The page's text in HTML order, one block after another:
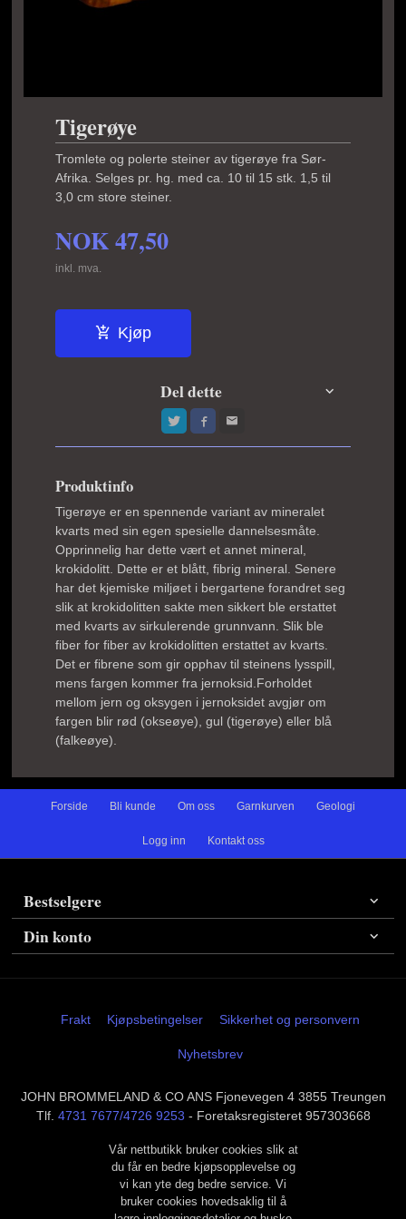
Tigerøye
Tromlete og polerte steiner av tigerøye fra Sør-
Afrika. Selges pr. hg. med ca. 10 til 15 stk. 1,5 til
3,0 cm store steiner.
NOK47,50
inkl. mva.
Kjøp
Del dette
Produktinfo
Tigerøye er en spennende variant av mineralet
kvarts med sin egen spesielle dannelsesmåte.
Opprinnelig har dette vært et annet mineral,
krokidolitt. Dette er et blått, fibrig mineral. Senere
har det kjemiske miljøet i bergartene forandret seg
slik at krokidolitten sakte men sikkert ble erstattet
med kvarts av sirkulerende grunnvann. Slik ble
fiber for fiber av krokidolitten erstattet av kvarts.
Det er fibrene som gir opphav til steinens lysspill,
mens fargen kommer fra jernoksid. Forholdet
mellom jern og oksygen i jernoksidet avgjør om
fargen blir rød (okseøye), gul (tigerøye) eller blå
(falkeøye).
Forside Bli kunde Om oss Garnkurven Geologi
Logg inn Kontakt oss
Bestselgere
Din konto
Frakt Kjøpsbetingelser Sikkerhet og personvern
Nyhetsbrev
JOHN BROMMELAND & CO ANS Fjonevegen 4 3855 Treungen
Tlf. 4731 7677/4726 9253 - Foretaksregisteret 957303668
Vår nettbutikk bruker cookies slik at
du får en bedre kjøpsopplevelse og
vi kan yte deg bedre service. Vi
bruker cookies hovedsaklig til å